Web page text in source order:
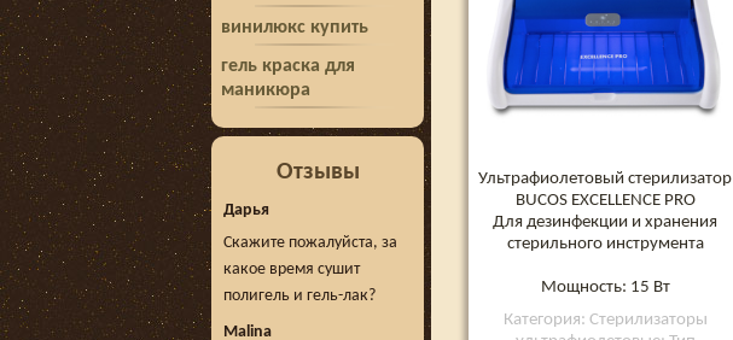
винилюкс купить
гель краска для
маникюра
Отзывы
Дарья
Скажите пожалуйста, за
какое время сушит
полигель и гель-лак?
Malina
Ультрафиолетовый стерилизатор
BUCOS EXCELLENCE PRO
Для дезинфекции и хранения
стерильного инструмента
Мощность: 15 Вт
Категория: Стерилизаторы